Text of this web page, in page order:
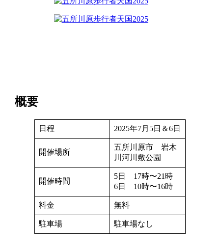
概要
日程 2025年7月5日＆6日
開催場所
五所川原市 岩木
川河川敷公園
開催時間
5日 17時〜21時
6日 10時〜16時
料金 無料
駐車場 駐車場なし